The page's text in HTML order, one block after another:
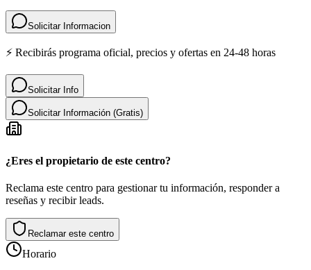
Solicitar Informacion
⚡ Recibirás programa oficial, precios y ofertas en 24-48 horas
Solicitar Info
Solicitar Información (Gratis)
¿Eres el propietario de este centro?
Reclama este centro para gestionar tu información, responder a
reseñas y recibir leads.
Reclamar este centro
Horario